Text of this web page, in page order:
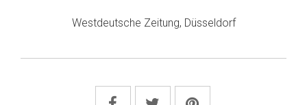
Westdeutsche Zeitung, Düsseldorf